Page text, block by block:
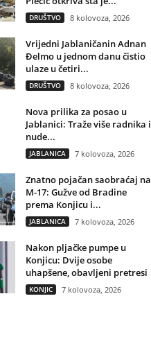
DRUŠTVO 8 kolovoza, 2026
Vrijedni Jablaničanin Adnan
Đelmo u jednom danu čistio
ulaze u četiri...
DRUŠTVO 8 kolovoza, 2026
Nova prilika za posao u
Jablanici: Traže više radnika i
nude...
JABLANICA 7 kolovoza, 2026
Znatno pojačan saobraćaj na
M-17: Gužve od Bradine
prema Konjicu i...
JABLANICA 7 kolovoza, 2026
Nakon pljačke pumpe u
Konjicu: Dvije osobe
uhapšene, obavljeni pretresi
KONJIC 7 kolovoza, 2026